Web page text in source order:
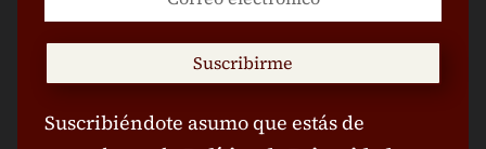
Suscribirme
Suscribiéndote asumo que estás de